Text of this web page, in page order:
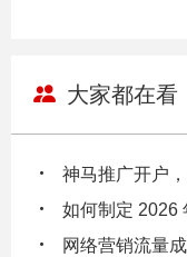
大家都在看
神马推广开户，
如何制定 2026
网络营销流量成本高？